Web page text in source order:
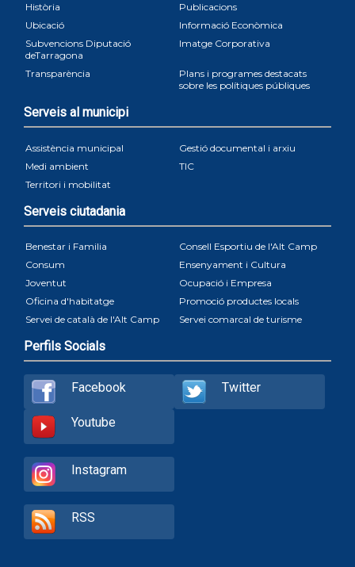
Història
Publicacions
Ubicació
Informació Econòmica
Subvencions Diputació
deTarragona
Imatge Corporativa
Transparència
Plans i programes destacats
sobre les polítiques públiques
Serveis al municipi
Assistència municipal
Gestió documental i arxiu
Medi ambient
TIC
Territori i mobilitat
Serveis ciutadania
Benestar i Familia
Consell Esportiu de l'Alt Camp
Consum
Ensenyament i Cultura
Joventut
Ocupació i Empresa
Oficina d'habitatge
Promoció productes locals
Servei de català de l'Alt Camp
Servei comarcal de turisme
Perfils Socials
Facebook Twitter
Youtube
Instagram
RSS